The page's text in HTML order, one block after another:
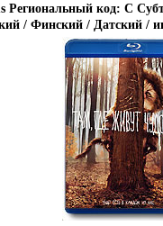
Региональный код: С
/ Финский / Датский /